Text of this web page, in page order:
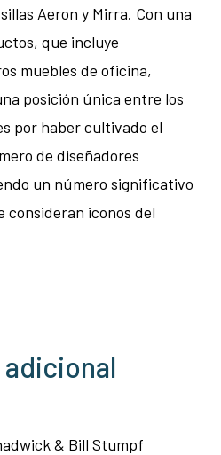
Aeron y Mirra. Con una
que incluye
muebles de oficina,
posición única entre los
por haber cultivado el
de diseñadores
un número significativo
consideran iconos del
& Bill Stumpf